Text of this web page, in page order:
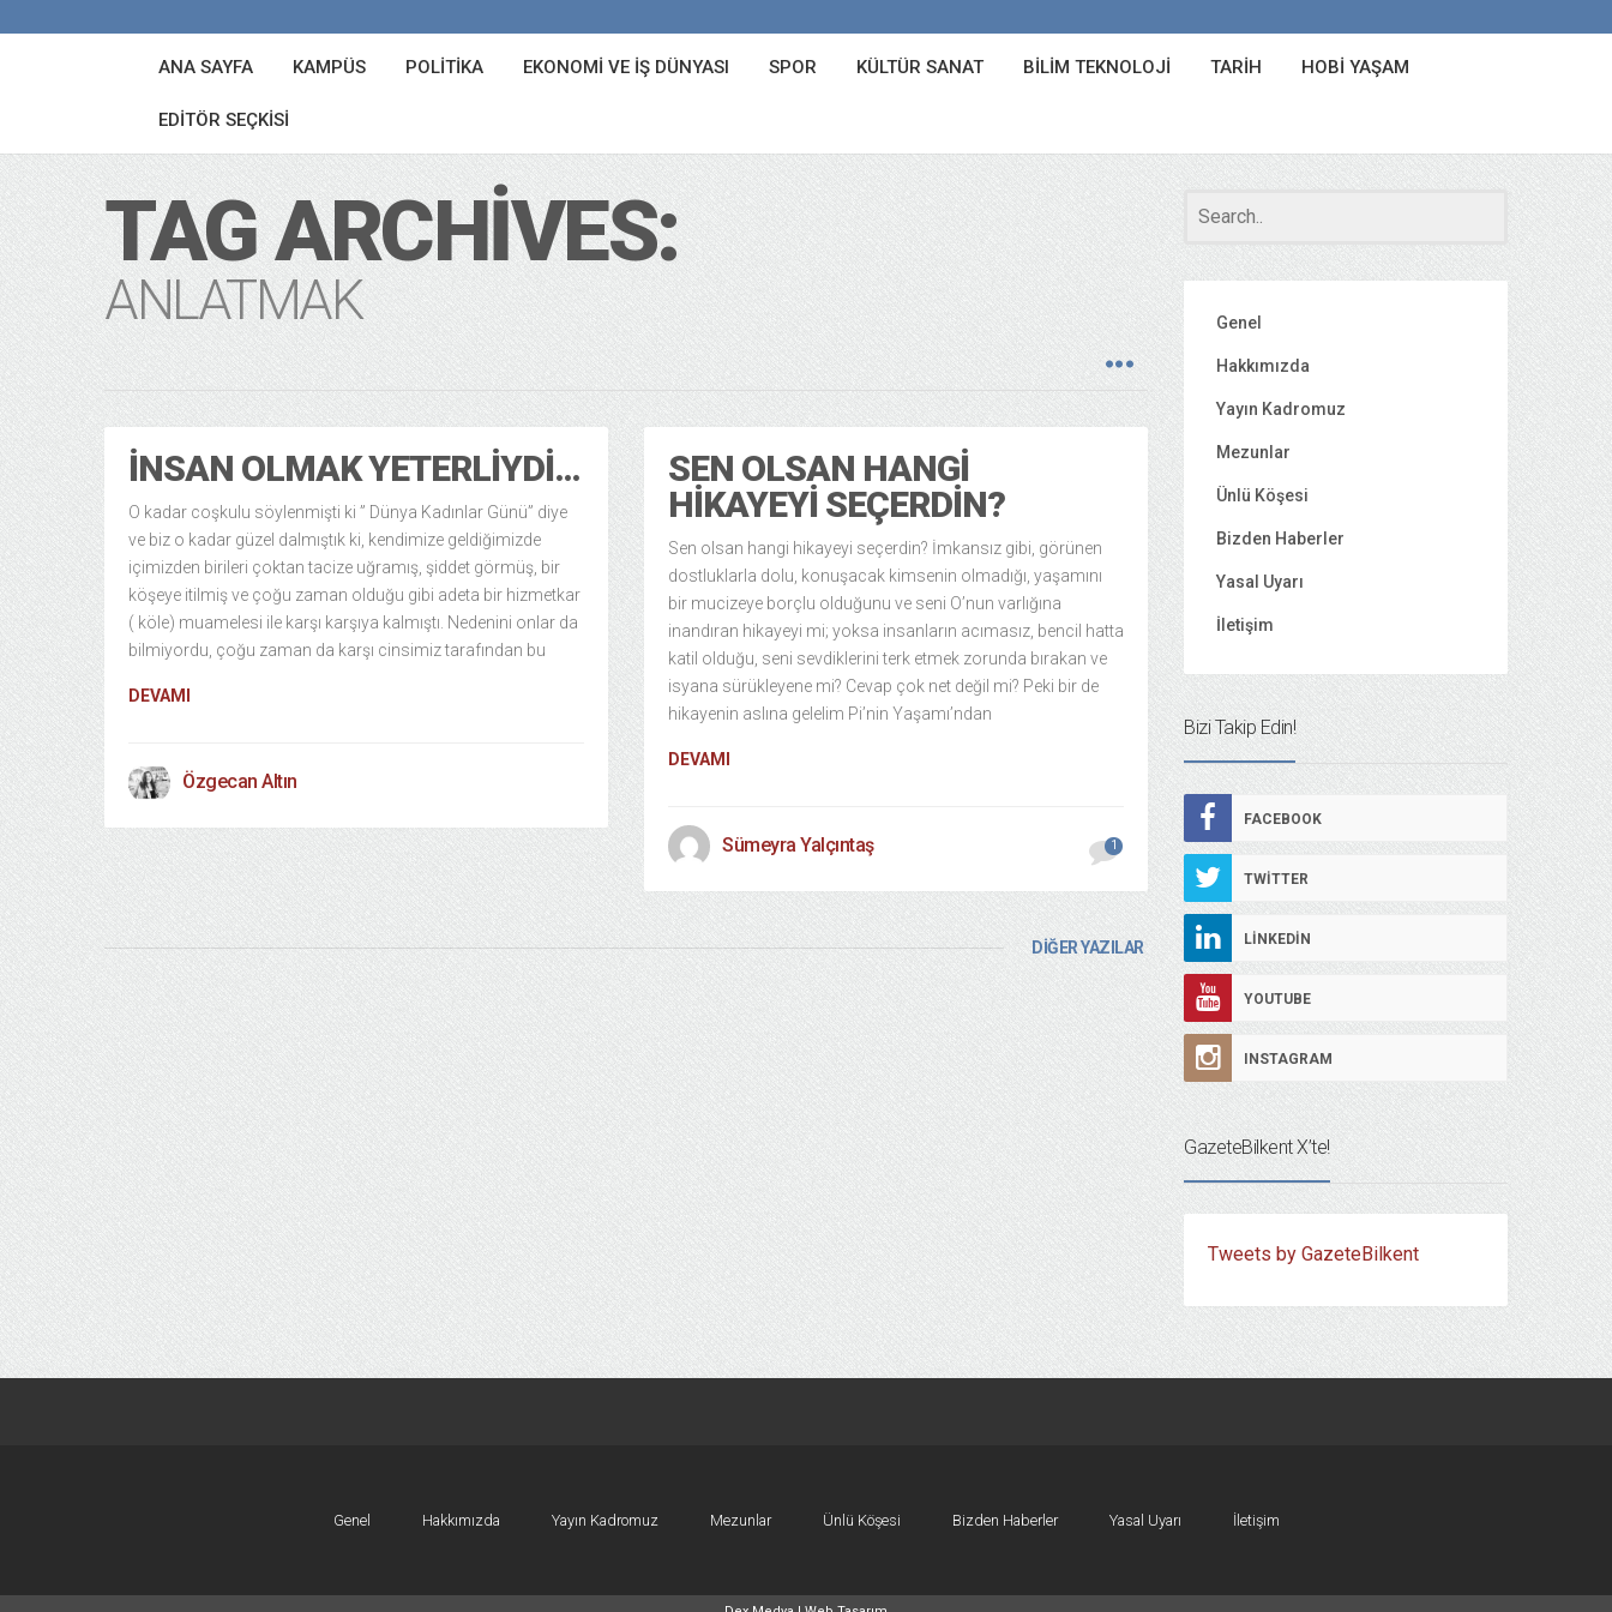
ANA SAYFA KAMPÜS POLITIKA EKONOMI VE İŞ DÜNYASI SPOR KÜLTÜR SANAT BILIM TEKNOLOJI TARIH HOBI YAŞAM
EDITÖR SEÇKISI
TAG ARCHIVES:
ANLATMAK
İNSAN OLMAK YETERLIYDI…
O kadar coşkulu söylenmişti ki ” Dünya Kadınlar Günü” diye
ve biz o kadar güzel dalmıştık ki, kendimize geldiğimizde
içimizden birileri çoktan tacize uğramış, şiddet görmüş, bir
köşeye itilmiş ve çoğu zaman olduğu gibi adeta bir hizmetkar
( köle) muamelesi ile karşı karşıya kalmıştı. Nedenini onlar da
bilmiyordu, çoğu zaman da karşı cinsimiz tarafından bu
DEVAMI
Özgecan Altın
SEN OLSAN HANGI
HIKAYEYI SEÇERDIN?
Sen olsan hangi hikayeyi seçerdin? İmkansız gibi, görünen
dostluklarla dolu, konuşacak kimsenin olmadığı, yaşamını
bir mucizeye borçlu olduğunu ve seni O’nun varlığına
inandıran hikayeyi mi; yoksa insanların acımasız, bencil hatta
katil olduğu, seni sevdiklerini terk etmek zorunda bırakan ve
isyana sürükleyene mi? Cevap çok net değil mi? Peki bir de
hikayenin aslına gelelim Pi’nin Yaşamı’ndan
DEVAMI
Sümeyra Yalçıntaş 1
DİĞER YAZILAR
Genel
Hakkımızda
Yayın Kadromuz
Mezunlar
Ünlü Köşesi
Bizden Haberler
Yasal Uyarı
İletişim
Bizi Takip Edin!
FACEBOOK
TWITTER
LINKEDIN
YOUTUBE
INSTAGRAM
GazeteBilkent X’te!
Tweets by GazeteBilkent
Genel Hakkımızda Yayın Kadromuz Mezunlar Ünlü Köşesi Bizden Haberler Yasal Uyarı İletişim